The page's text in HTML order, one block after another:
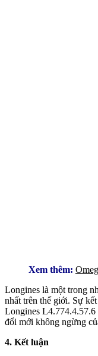
Xem thêm:
Longines là một trong
nhất trên thế giới. Sự
Longines L4.774.4.57.6
đổi mới không ngừng
4. Kết luận